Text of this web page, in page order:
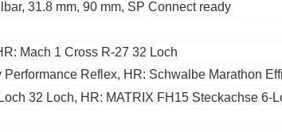
31.8 mm, 90 mm, SP Connect ready
Mach 1 Cross R-27 32 Loch
Reflex, HR: Schwalbe Marathon
32 Loch, HR: MATRIX FH15 Steckachse 6-